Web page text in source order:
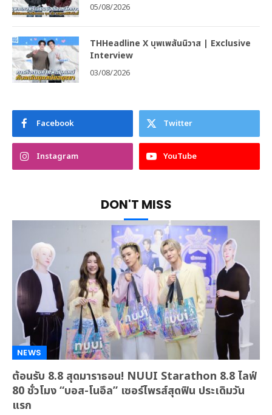
05/08/2026
THHeadline X บุพเพสันนิวาส | Exclusive
Interview
03/08/2026
Facebook Twitter
Instagram YouTube
DON'T MISS
NEWS
ต้อนรับ 8.8 สุดมาราธอน! NUUI Starathon 8.8 ไลฟ์
80 ชั่วโมง “บอส-โนอึล” เซอร์ไพรส์สุดฟิน ประเดิมวัน
แรก